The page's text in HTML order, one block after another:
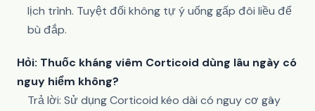
lịch trình. Tuyệt đối không tự ý uống gấp đôi liều để
bù đắp.
Hỏi: Thuốc kháng viêm Corticoid dùng lâu ngày có
nguy hiểm không?
Trả lời: Sử dụng Corticoid kéo dài có nguy cơ gây